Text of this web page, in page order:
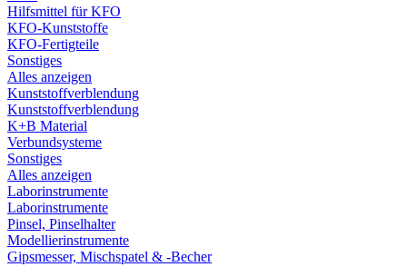
Hilfsmittel für KFO
KFO-Kunststoffe
KFO-Fertigteile
Sonstiges
Alles anzeigen
Kunststoffverblendung
Kunststoffverblendung
K+B Material
Verbundsysteme
Sonstiges
Alles anzeigen
Laborinstrumente
Laborinstrumente
Pinsel, Pinselhalter
Modellierinstrumente
Gipsmesser, Mischspatel & -Becher